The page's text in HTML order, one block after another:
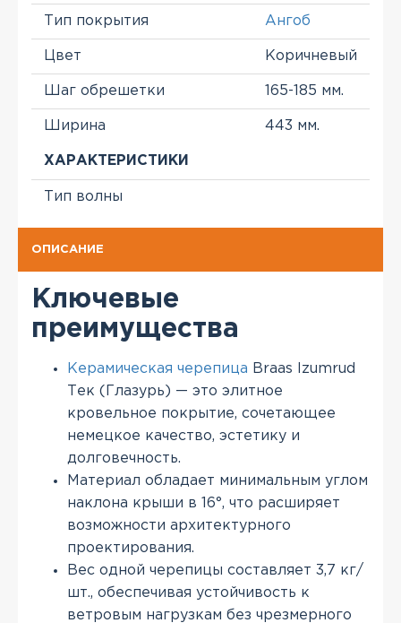
Тип покрытия Ангоб
Цвет Коричневый
Шаг обрешетки 165-185 мм.
Ширина 443 мм.
ХАРАКТЕРИСТИКИ
Тип волны
ОПИСАНИЕ
Ключевые
преимущества
Керамическая черепица Braas Izumrud
Тек (Глазурь) — это элитное
кровельное покрытие, сочетающее
немецкое качество, эстетику и
долговечность.
Материал обладает минимальным углом
наклона крыши в 16°, что расширяет
возможности архитектурного
проектирования.
Вес одной черепицы составляет 3,7 кг/
шт., обеспечивая устойчивость к
ветровым нагрузкам без чрезмерного